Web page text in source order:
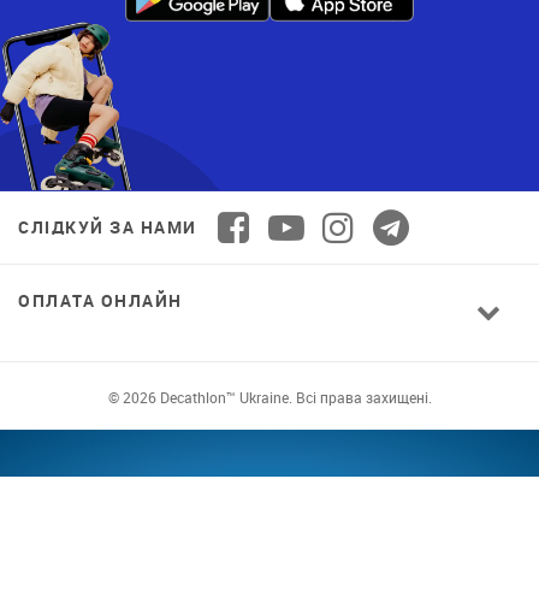
СЛІДКУЙ ЗА НАМИ
ОПЛАТА ОНЛАЙН
© 2026 Decathlon™ Ukraine. Всі права захищені.